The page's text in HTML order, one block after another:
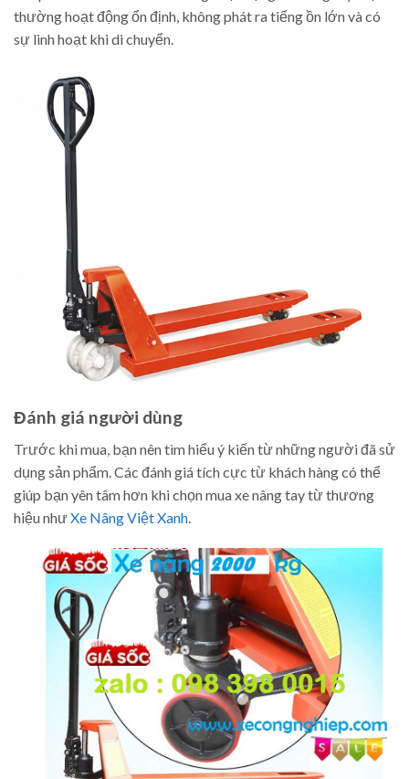
thường hoạt động ổn định, không phát ra tiếng ồn lớn và có
sự linh hoạt khi di chuyển.
Đánh giá người dùng
Trước khi mua, bạn nên tìm hiểu ý kiến từ những người đã sử
dụng sản phẩm. Các đánh giá tích cực từ khách hàng có thể
giúp bạn yên tâm hơn khi chọn mua xe nâng tay từ thương
hiệu nhưXe Nâng Việt Xanh.